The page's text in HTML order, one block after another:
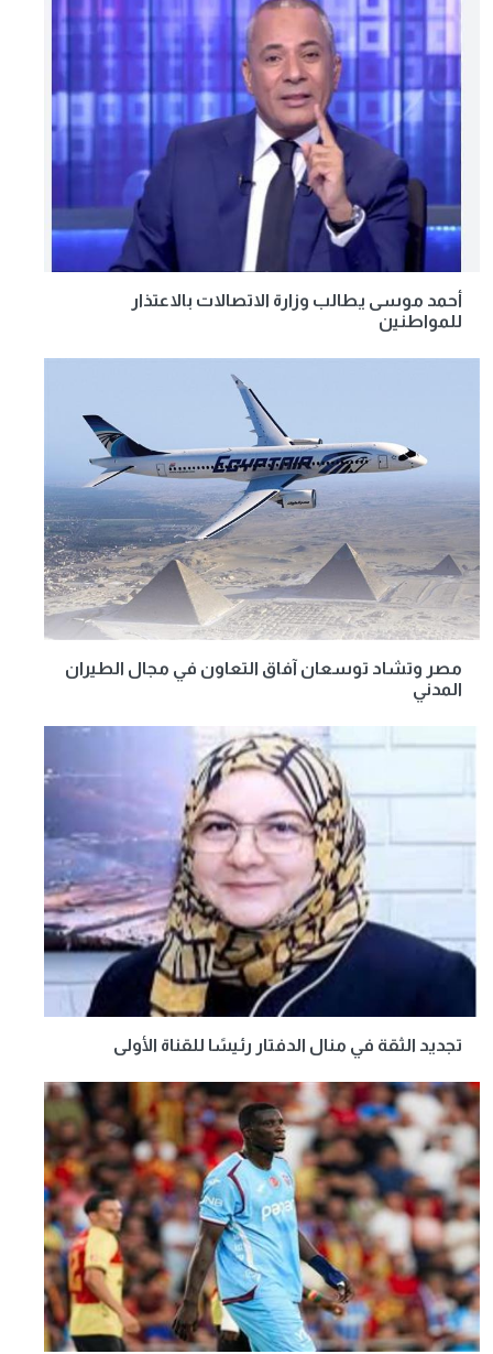
أحمد موسى يطالب وزارة الاتصالات بالاعتذار
للمواطنين
مصر وتشاد توسعان آفاق التعاون في مجال الطيران
المدني
تجديد الثقة في منال الدفتار رئيسًا للقناة الأولى